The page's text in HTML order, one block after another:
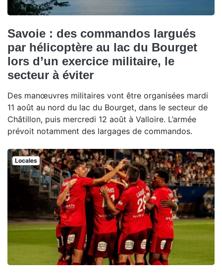
Savoie : des commandos largués
par hélicoptère au lac du Bourget
lors d’un exercice militaire, le
secteur à éviter
Des manœuvres militaires vont être organisées mardi
11 août au nord du lac du Bourget, dans le secteur de
Châtillon, puis mercredi 12 août à Valloire. L’armée
prévoit notamment des largages de commandos.
Locales